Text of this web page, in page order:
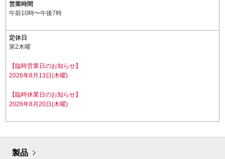
営業時間
午前10時〜午後7時
定休日
第2木曜
【臨時営業日のお知らせ】
2026年8月13日(木曜)
【臨時休業日のお知らせ】
2026年8月20日(木曜)
製品